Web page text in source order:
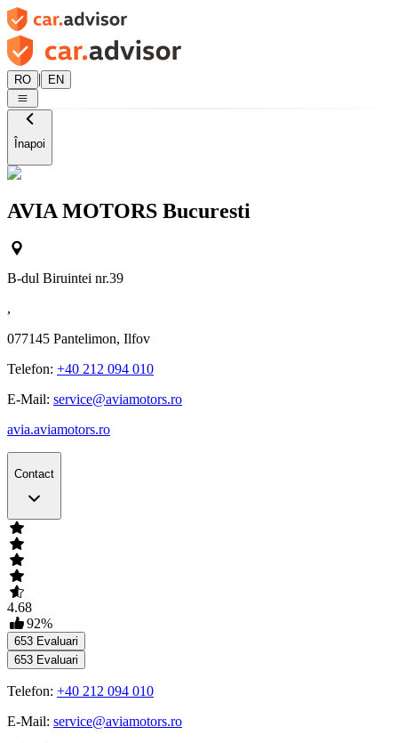
RO | EN
Înapoi
AVIA MOTORS Bucuresti
B-dul Biruintei nr.39
,
077145 Pantelimon, Ilfov
Telefon: +40 212 094 010
E-Mail: service@aviamotors.ro
avia.aviamotors.ro
Contact
4.68
92%
653 Evaluari
653 Evaluari
Telefon: +40 212 094 010
E-Mail: service@aviamotors.ro